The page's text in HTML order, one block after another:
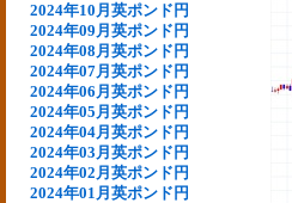
2024年10月英ポンド円
2024年09月英ポンド円
2024年08月英ポンド円
2024年07月英ポンド円
2024年06月英ポンド円
2024年05月英ポンド円
2024年04月英ポンド円
2024年03月英ポンド円
2024年02月英ポンド円
2024年01月英ポンド円